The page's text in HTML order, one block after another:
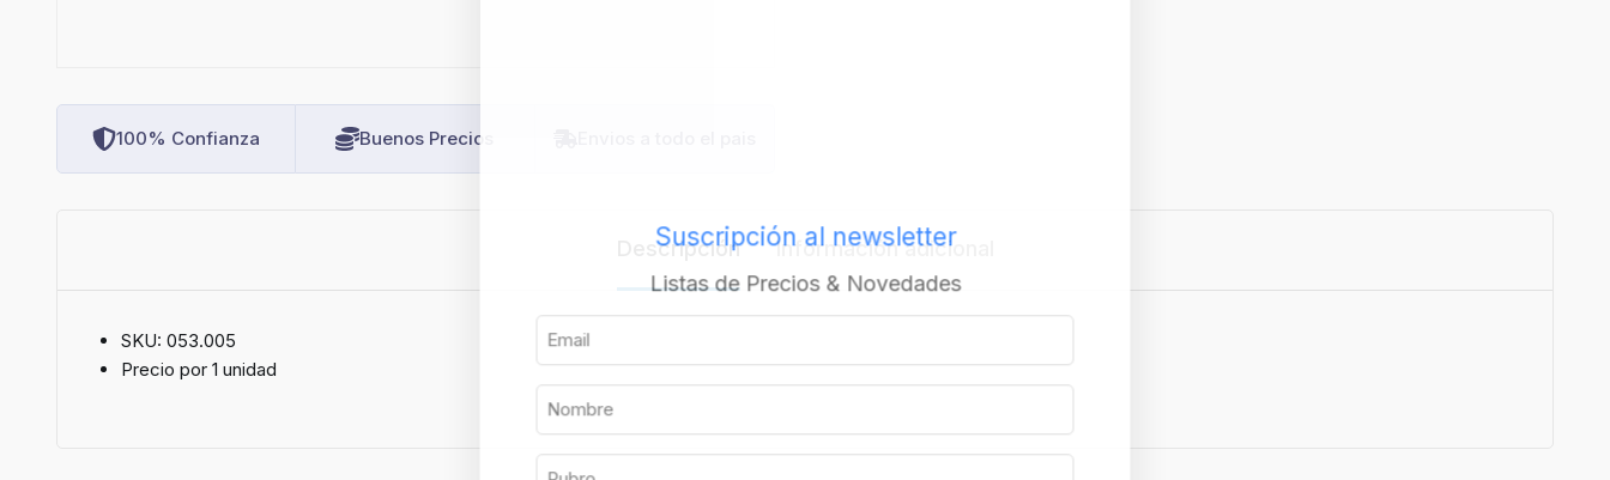
100% Confianza Buenos Precios
Descripción Información adicional
SKU: 053.005
Precio por 1 unidad
Suscripción al newsletter
Listas de Precios & Novedades